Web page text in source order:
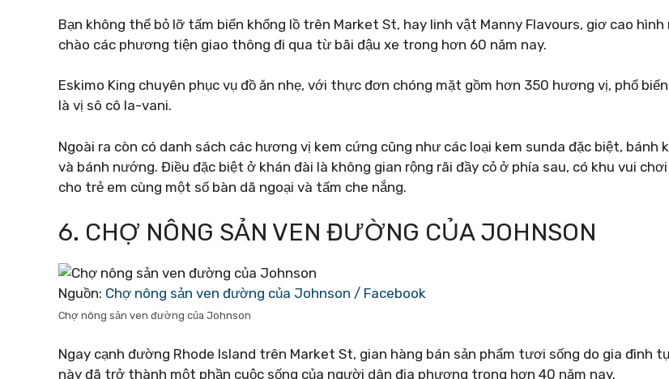
Bạn không thể bỏ lỡ tấm biển khổng lồ trên Market St, hay linh vật Manny Flavours, giơ cao hình
chào các phương tiện giao thông đi qua từ bãi đậu xe trong hơn 60 năm nay.
Eskimo King chuyên phục vụ đồ ăn nhẹ, với thực đơn chóng mặt gồm hơn 350 hương vị, phổ
là vị sô cô la-vani.
Ngoài ra còn có danh sách các hương vị kem cứng cũng như các loại kem sunda đặc biệt, bánh
và bánh nướng. Điều đặc biệt ở khán đài là không gian rộng rãi đầy cỏ ở phía sau, có khu vui
cho trẻ em cùng một số bàn dã ngoại và tấm che nắng.
6. CHỢ NÔNG SẢN VEN ĐƯỜNG CỦA JOHNSON
Nguồn: Chợ nông sản ven đường của Johnson / Facebook
Chợ nông sản ven đường của Johnson
Ngay cạnh đường Rhode Island trên Market St, gian hàng bán sản phẩm tươi sống do gia đình
này đã trở thành một phần cuộc sống của người dân địa phương trong hơn 40 năm nay.